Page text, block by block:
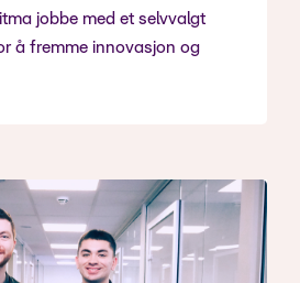
jobbe med et selvvalgt
å fremme innovasjon og